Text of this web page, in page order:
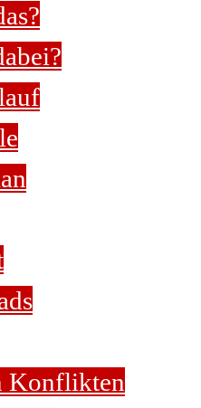
Konflikten